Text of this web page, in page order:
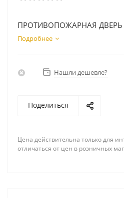
ПРОТИВОПОЖАРНАЯ ДВЕРЬ
Подробнее
Нашли дешевле?
Поделиться
Цена действительна только для
отличаться от цен в розничных